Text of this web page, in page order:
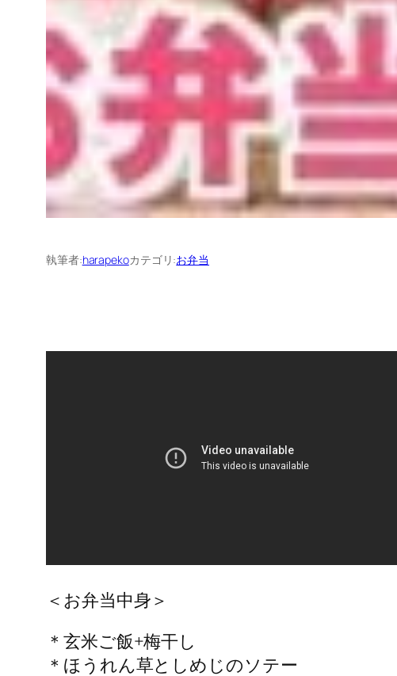
執筆者:harapekoカテゴリ:お弁当
＜お弁当中身＞
＊玄米ご飯+梅干し
＊ほうれん草としめじのソテー